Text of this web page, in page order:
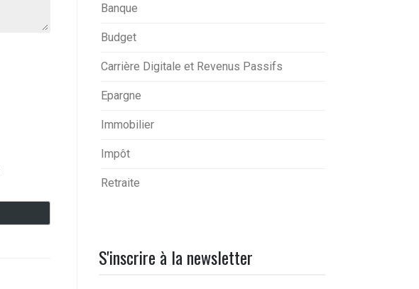
Banque
Budget
Carrière Digitale et Revenus Passifs
Epargne
Immobilier
Impôt
Retraite
S'inscrire à la newsletter